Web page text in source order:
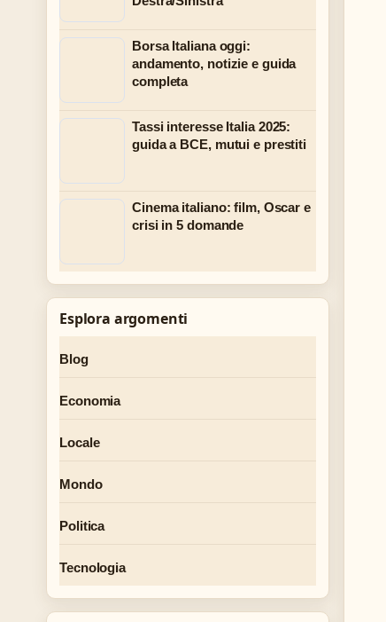
Borsa Italiana oggi:
andamento, notizie e guida
completa
Tassi interesse Italia 2025:
guida a BCE, mutui e prestiti
Cinema italiano: film, Oscar e
crisi in 5 domande
Esplora argomenti
Blog
Economia
Locale
Mondo
Politica
Tecnologia